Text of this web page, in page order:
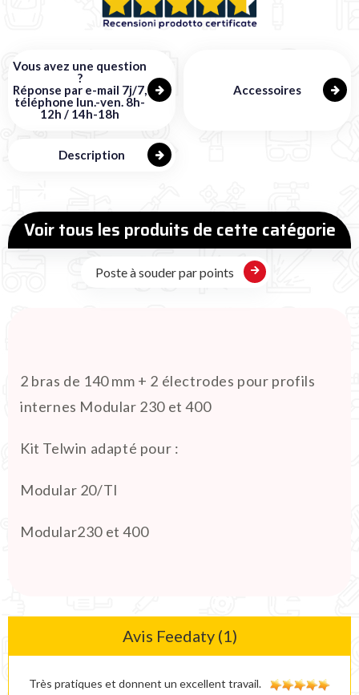
Vous avez une question
?
Réponse par e-mail 7j/7,
téléphone lun.-ven. 8h-
12h / 14h-18h
Accessoires
Description
Voir tous les produits de cette catégorie
Poste à souder par points
2 bras de 140 mm + 2 électrodes pour profils
internes Modular 230 et 400
Kit Telwin adapté pour :
Modular 20/TI
Modular230 et 400
Avis Feedaty (1)
Très pratiques et donnent un excellent travail.